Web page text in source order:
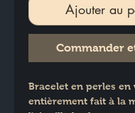
Ajouter au
Commander
Bracelet en perles en
entièrement fait à la